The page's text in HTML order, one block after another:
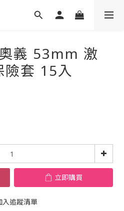
義 53mm 激
險套 15入
立即購買
入追蹤清單